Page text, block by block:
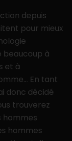
depuis
pour mieux
beaucoup à
et à
En tant
donc décidé
trouverez
hommes
hommes